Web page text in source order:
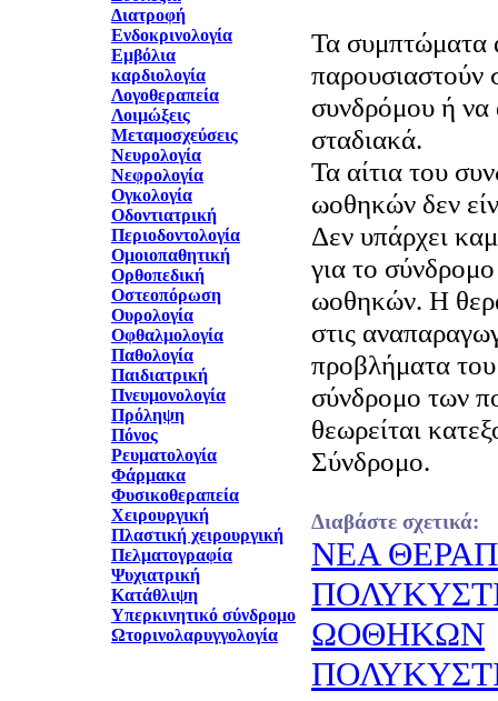
Διατροφή
Ενδοκρινολογία
Εμβόλια
καρδιολογία
Λογοθεραπεία
Λοιμώξεις
Μεταμοσχεύσεις
Νευρολογία
Νεφρολογία
Ογκολογία
Οδοντιατρική
Περιοδοντολογία
Ομοιοπαθητική
Ορθοπεδική
Οστεοπόρωση
Ουρολογία
Οφθαλμολογία
Παθολογία
Παιδιατρική
Πνευμονολογία
Πρόληψη
Πόνος
Ρευματολογία
Φάρμακα
Φυσικοθεραπεία
Χειρουργική
Πλαστική χειρουργική
Πελματογραφία
Ψυχιατρική
Κατάθλιψη
Υπερκινητικό σύνδρομο
Ωτορινολαρυγγολογία
Τα συμπτώματα
παρουσιαστούν
συνδρόμου ή να
σταδιακά.
Τα αίτια του
ωοθηκών δεν
Δεν υπάρχει
για το
ωοθηκών. Η
στις
προβλήματα
σύνδρομο των
θεωρείται
Σύνδρομο.
Διαβάστε σχετικά:
ΝΕΑ
ΩΟΘΗΚΩΝ